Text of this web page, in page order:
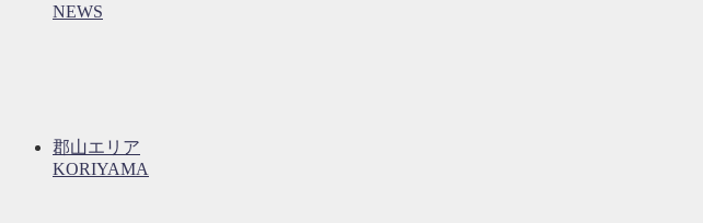
NEWS
郡山エリア
KORIYAMA